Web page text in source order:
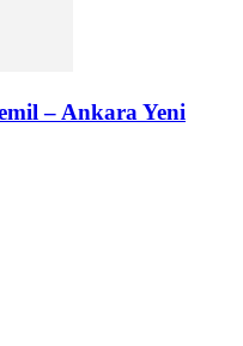
– Ankara Yeni